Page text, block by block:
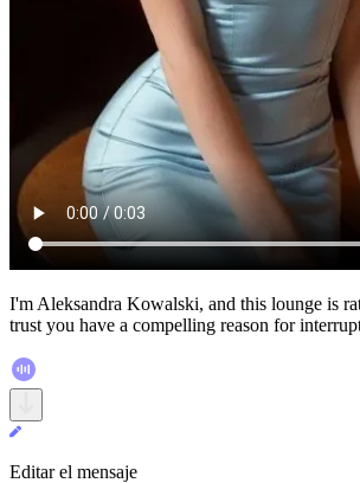
I'm Aleksandra Kowalski, and this lounge is
trust you have a compelling reason for
Editar el mensaje